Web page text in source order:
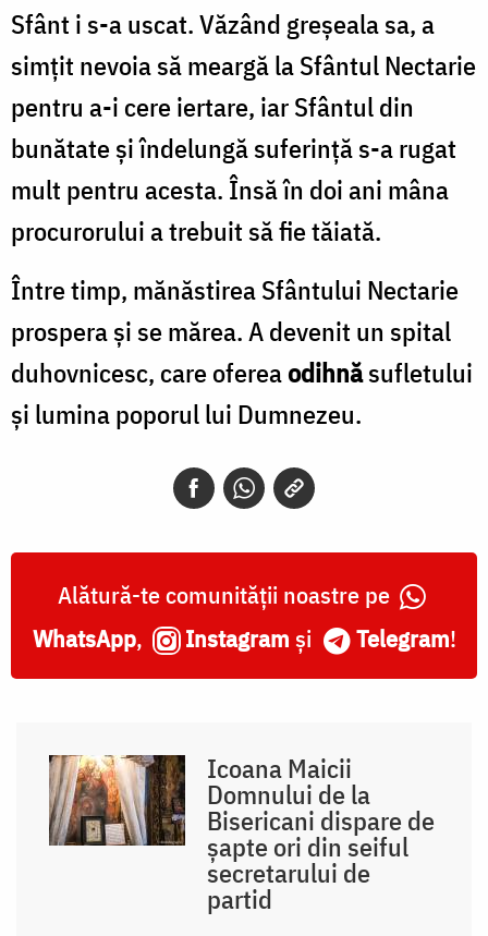
Sfânt i s-a uscat. Văzând greșeala sa, a
simțit nevoia să meargă la Sfântul Nectarie
pentru a-i cere iertare, iar Sfântul din
bunătate și îndelungă suferință s-a rugat
mult pentru acesta. Însă în doi ani mâna
procurorului a trebuit să fie tăiată.
Între timp, mănăstirea Sfântului Nectarie
prospera și se mărea. A devenit un spital
duhovnicesc, care ofereaodihnăsufletului
și lumina poporul lui Dumnezeu.
Alătură-te comunității noastre pe
WhatsApp, Instagram și Telegram!
Icoana Maicii
Domnului de la
Bisericani dispare de
șapte ori din seiful
secretarului de
partid